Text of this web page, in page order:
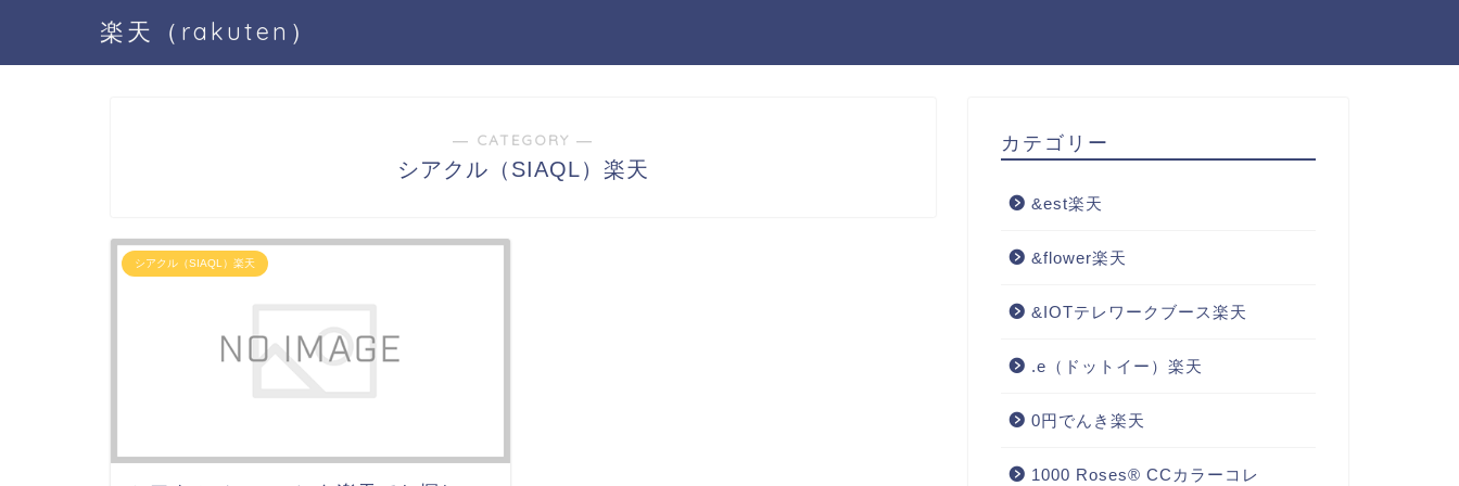
楽天（rakuten）
― CATEGORY ―
シアクル（SIAQL）楽天
シアクル（SIAQL）楽天
カテゴリー
&est楽天
&flower楽天
&IOTテレワークブース楽天
.e（ドットイー）楽天
0円でんき楽天
1000 Roses® CCカラーコレ